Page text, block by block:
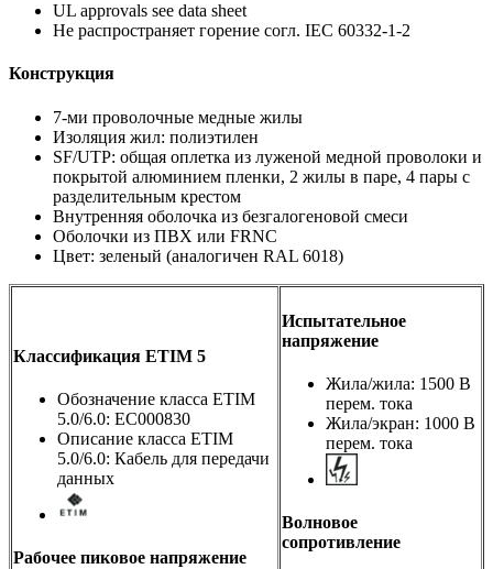
UL approvals see data sheet
Не распространяет горение согл. IEC 60332-1-2
Конструкция
7-ми проволочные медные жилы
Изоляция жил: полиэтилен
SF/UTP: общая оплетка из луженой медной проволоки и
покрытой алюминием пленки, 2 жилы в паре, 4 пары с
разделительным крестом
Внутренняя оболочка из безгалогеновой смеси
Оболочки из ПВХ или FRNC
Цвет: зеленый (аналогичен RAL 6018)
Классификация ETIM 5
Обозначение класса ETIM
5.0/6.0: EC000830
Описание класса ETIM
5.0/6.0: Кабель для передачи
данных
Рабочее пиковое напряжение
Испытательное
напряжение
Жила/жила: 1500 В
перем. тока
Жила/экран: 1000 В
перем. тока
Волновое
сопротивление